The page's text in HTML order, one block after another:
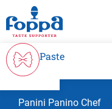
principale
Paste
Panini Panino Chef